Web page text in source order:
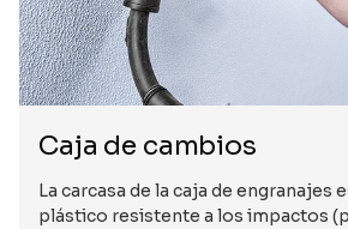
Caja de cambios
La carcasa de la caja de engranajes
plástico resistente a los impactos